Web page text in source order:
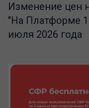
Изменение цен
"На Платформе
июля 2026 года